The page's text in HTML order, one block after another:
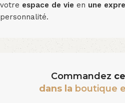
votre espace de vie en une
personnalité.
Commandez
dans la boutique